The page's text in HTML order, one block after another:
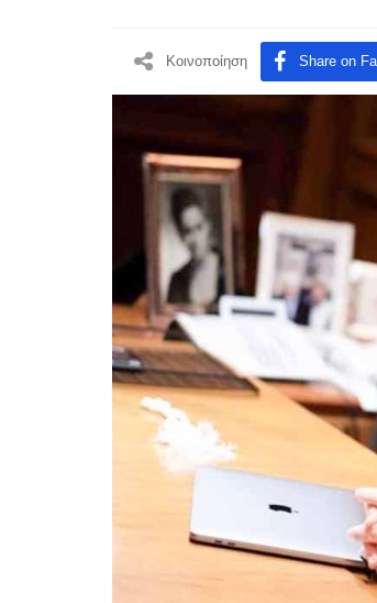
Κοινοποίηση Share on